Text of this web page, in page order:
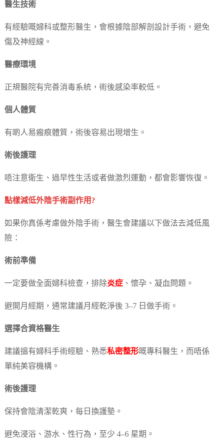
醫生技術
有經驗嘅婦科或整形醫生，會根據陰部解剖設計手術，避免
傷及神經線。
醫療環境
正規醫院有完善消毒系統，術後感染率較低。
個人體質
有啲人易瘢痕體質，術後容易出現增生。
術後護理
唔注意衛生、過早性生活或者做激烈運動，都會影響恢復。
點樣減低外陰手術副作用?
如果你真係考慮做外陰手術，醫生會建議以下做法去減低風
險：
術前準備
一定要做全面婦科檢查，排除炎症、懷孕、凝血問題。
避開月經期，通常建議月經乾淨後 3–7 日做手術。
選擇合資格醫生
建議搵有婦科手術經驗、熟悉私密整形嘅專科醫生，而唔係
單純美容機構。
術後護理
保持會陰清潔乾爽，每日換護墊。
避免浸浴、游水、性行為，至少 4–6 星期。